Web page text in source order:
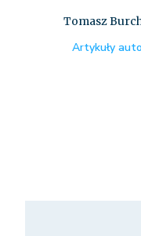
Tomasz
Artykuły